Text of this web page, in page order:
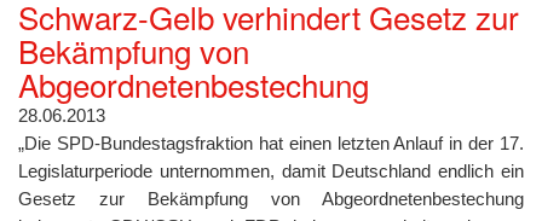
Schwarz-Gelb verhindert Gesetz zur
Bekämpfung von
Abgeordnetenbestechung
28.06.2013
„Die SPD-Bundestagsfraktion hat einen letzten Anlauf in der 17.
Legislaturperiode unternommen, damit Deutschland endlich ein
Gesetz zur Bekämpfung von Abgeordnetenbestechung